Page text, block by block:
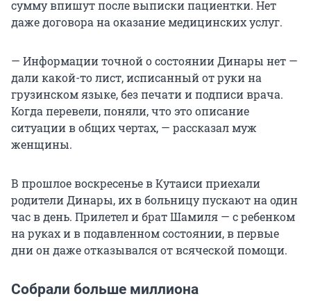
сумму впишут после выписки пациентки. Нет
даже договора на оказание медицинских услуг.
— Информации точной о состоянии Динары нет —
дали какой-то лист, исписанный от руки на
грузинском языке, без печати и подписи врача.
Когда перевели, поняли, что это описание
ситуации в общих чертах, — рассказал муж
женщины.
В прошлое воскресенье в Кутаиси приехали
родители Динары, их в больницу пускают на один
час в день. Прилетел и брат Шамиля — с ребенком
на руках и в подавленном состоянии, в первые
дни он даже отказывался от всяческой помощи.
Собрали больше миллиона